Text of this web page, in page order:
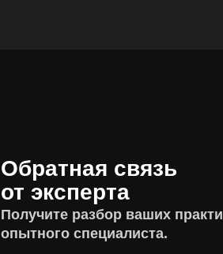
Обратная связь
от эксперта
Получите разбор ваших
опытного специалиста.